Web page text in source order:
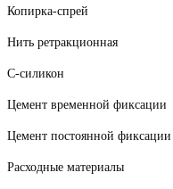
Копирка-спрей
Нить ретракционная
С-силикон
Цемент временной фиксации
Цемент постоянной фиксации
Расходные материалы